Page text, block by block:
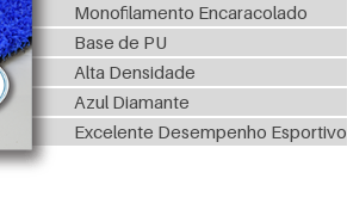
Monofilamento Encaracolado
Base de PU
Alta Densidade
Azul Diamante
Excelente Desempenho Esportivo